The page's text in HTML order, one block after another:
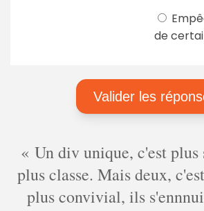
de
Un div unique, c'est plus
plus classe. Mais deux,
plus convivial, ils